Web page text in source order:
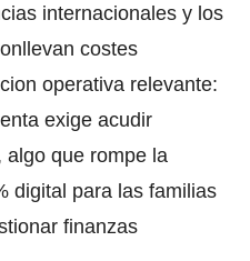
internacionales y los
costes
operativa relevante:
exige acudir
que rompe la
digital para las familias
finanzas